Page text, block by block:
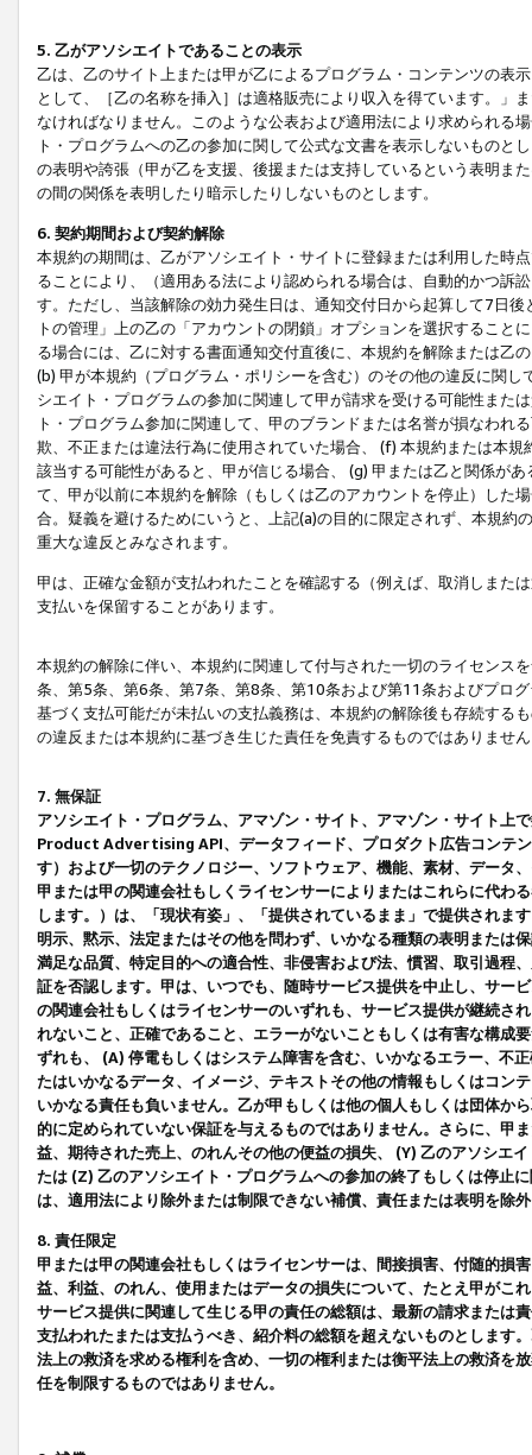
5. 乙がアソシエイトであることの表示
乙は、乙のサイト上または甲が乙によるプログラム・コンテンツの表
として、［乙の名称を挿入］は適格販売により収入を得ています。」
なければなりません。このような公表および適用法により求められる
ト・プログラムへの乙の参加に関して公式な文書を表示しないもの
の表明や誇張（甲が乙を支援、後援または支持しているという表明ま
の間の関係を表明したり暗示したりしないものとします。
6. 契約期間および契約解除
本規約の期間は、乙がアソシエイト・サイトに登録または利用した時
ることにより、（適用ある法により認められる場合は、自動的かつ訴
す。ただし、当該解除の効力発生日は、通知交付日から起算して7日
トの管理」上の乙の「アカウントの閉鎖」オプションを選択するこ
る場合には、乙に対する書面通知交付直後に、本規約を解除または乙
(b) 甲が本規約（プログラム・ポリシーを含む）のその他の違反に関
シエイト・プログラムの参加に関連して甲が請求を受ける可能性また
ト・プログラム参加に関連して、甲のブランドまたは名誉が損なわれ
欺、不正または違法行為に使用されていた場合、 (f) 本規約または本
該当する可能性があると、甲が信じる場合、 (g) 甲または乙と関係が
て、甲が以前に本規約を解除（もしくは乙のアカウントを停止）した
合。疑義を避けるためにいうと、上記(a)の目的に限定されず、本規
重大な違反とみなされます。
甲は、正確な金額が支払われたことを確認する（例えば、取消しまた
支払いを保留することがあります。
本規約の解除に伴い、本規約に関連して付与された一切のライセンス
条、第5条、第6条、第7条、第8条、第10条および第11条およびプロ
基づく支払可能だが未払いの支払義務は、本規約の解除後も存続する
の違反または本規約に基づき生じた責任を免責するものではありませ
7. 無保証
アソシエイト・プログラム、アマゾン・サイト、アマゾン・サイト上
Product Advertising API、データフィード、プロダクト広告コンテ
す）および一切のテクノロジー、ソフトウェア、機能、素材、データ
甲または甲の関連会社もしくライセンサーによりまたはこれらに代わ
します。）は、「現状有姿」、「提供されているまま」で提供されま
明示、黙示、法定またはその他を問わず、いかなる種類の表明または
満足な品質、特定目的への適合性、非侵害および法、慣習、取引過程
証を否認します。甲は、いつでも、随時サービス提供を中止し、サー
の関連会社もしくはライセンサーのいずれも、サービス提供が継続さ
れないこと、正確であること、エラーがないこともしくは有害な構成
ずれも、 (A) 停電もしくはシステム障害を含む、いかなるエラー、不
たはいかなるデータ、イメージ、テキストその他の情報もしくはコン
いかなる責任も負いません。乙が甲もしくは他の個人もしくは団体か
的に定められていない保証を与えるものではありません。さらに、甲
益、期待された売上、のれんその他の便益の損失、 (Y) 乙のアソシエ
たは (Z) 乙のアソシエイト・プログラムへの参加の終了もしくは停止
は、適用法により除外または制限できない補償、責任または表明を除
8. 責任限定
甲または甲の関連会社もしくはライセンサーは、間接損害、付随的損
益、利益、のれん、使用またはデータの損失について、たとえ甲がこ
サービス提供に関連して生じる甲の責任の総額は、最新の請求または
支払われたまたは支払うべき、紹介料の総額を超えないものとします
法上の救済を求める権利を含め、一切の権利または衡平法上の救済を
任を制限するものではありません。